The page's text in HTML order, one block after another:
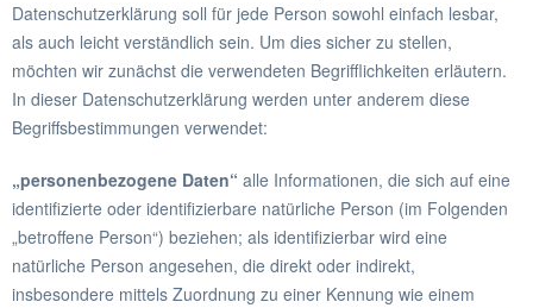
Datenschutzerklärung soll für jede Person sowohl einfach lesbar,
als auch leicht verständlich sein. Um dies sicher zu stellen,
möchten wir zunächst die verwendeten Begrifflichkeiten erläutern.
In dieser Datenschutzerklärung werden unter anderem diese
Begriffsbestimmungen verwendet:
„personenbezogene Daten“ alle Informationen, die sich auf eine
identifizierte oder identifizierbare natürliche Person (im Folgenden
„betroffene Person“) beziehen; als identifizierbar wird eine
natürliche Person angesehen, die direkt oder indirekt,
insbesondere mittels Zuordnung zu einer Kennung wie einem